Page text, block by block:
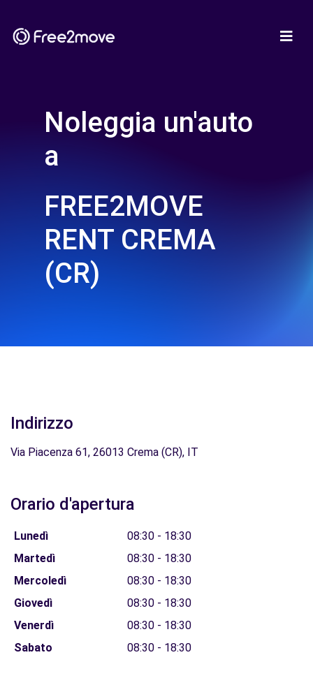
Noleggia un'auto
a
FREE2MOVE
RENT CREMA
(CR)
Indirizzo
Via Piacenza 61, 26013 Crema (CR), IT
Orario d'apertura
Lunedì
08:30 - 18:30
Martedì
08:30 - 18:30
Mercoledì
08:30 - 18:30
Giovedì
08:30 - 18:30
Venerdì
08:30 - 18:30
Sabato
08:30 - 18:30